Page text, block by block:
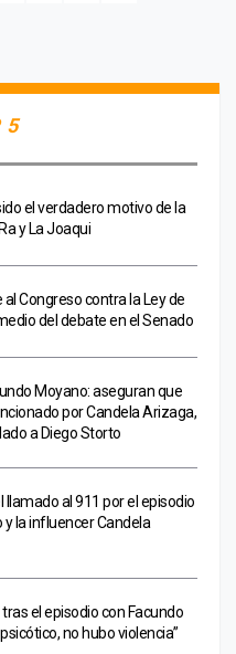
5
el verdadero motivo de la
y La Joaqui
Congreso contra la Ley de
del debate en el Senado
Moyano: aseguran que
por Candela Arizaga,
a Diego Storto
llamado al 911 por el episodio
la influencer Candela
el episodio con Facundo
no hubo violencia”